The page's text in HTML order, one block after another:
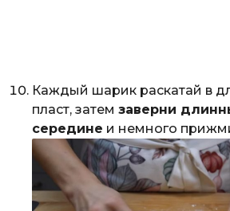
Каждый шарик раскатай в
пласт, затем заверни
середине и немного